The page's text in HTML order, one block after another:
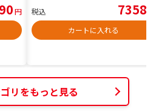
円
税込 7358
カートに入れる
リをもっと見る